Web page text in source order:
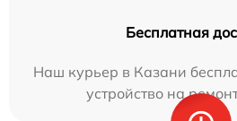
Бесплатная
Наш курьер в Казани
устройство на